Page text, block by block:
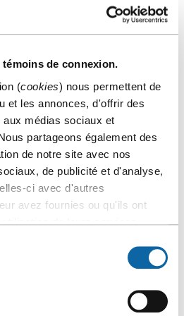
de connexion.
(cookies) nous permettent de
et les annonces, d'offrir des
médias sociaux et
partageons également des
de notre site avec nos
de publicité et d'analyse,
ci avec d'autres
avez fournies ou qu'ils ont
de leurs services.
sur l’expertise de ses
à bien sa mission. Il s’agit
et directeur artistique,
associé, Audit et certification,